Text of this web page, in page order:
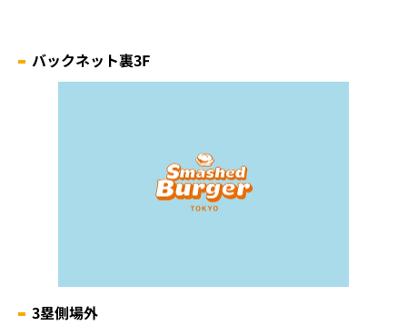
バックネット裏3F
3塁側場外